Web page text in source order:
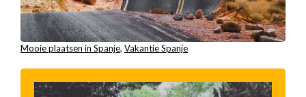
Mooie plaatsen in Spanje, Vakantie Spanje